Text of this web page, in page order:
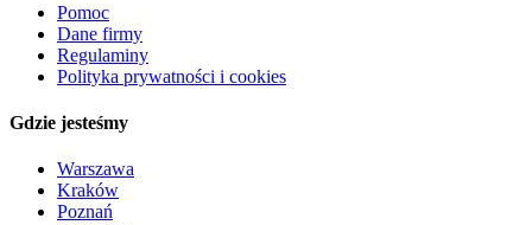
Pomoc
Dane firmy
Regulaminy
Polityka prywatności i cookies
Gdzie jesteśmy
Warszawa
Kraków
Poznań